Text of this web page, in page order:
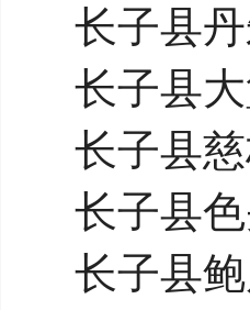
长子县
长子县
长子县
长子县
长子县